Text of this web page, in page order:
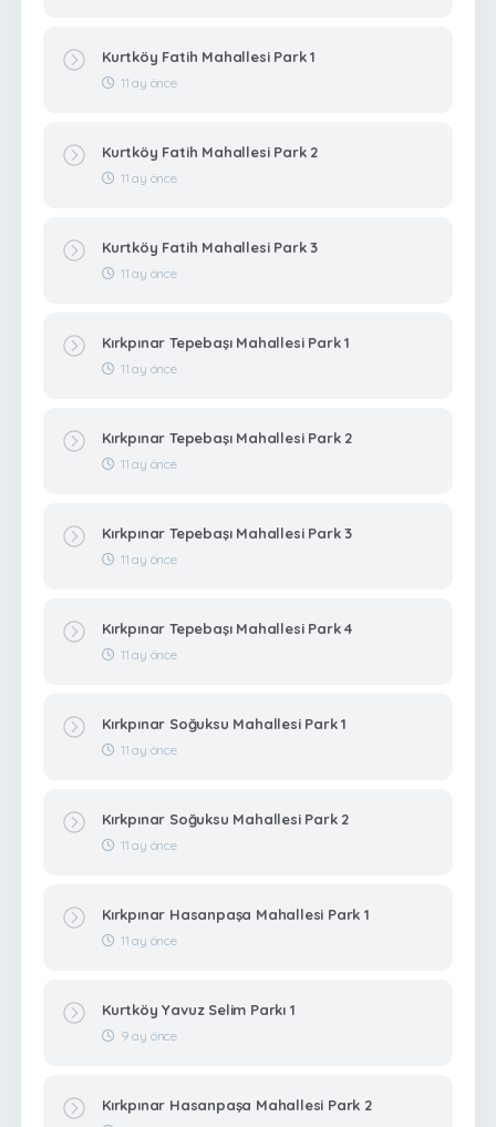
Kurtköy Fatih Mahallesi Park 1
11 ay önce
Kurtköy Fatih Mahallesi Park 2
11 ay önce
Kurtköy Fatih Mahallesi Park 3
11 ay önce
Kırkpınar Tepebaşı Mahallesi Park 1
11 ay önce
Kırkpınar Tepebaşı Mahallesi Park 2
11 ay önce
Kırkpınar Tepebaşı Mahallesi Park 3
11 ay önce
Kırkpınar Tepebaşı Mahallesi Park 4
11 ay önce
Kırkpınar Soğuksu Mahallesi Park 1
11 ay önce
Kırkpınar Soğuksu Mahallesi Park 2
11 ay önce
Kırkpınar Hasanpaşa Mahallesi Park 1
11 ay önce
Kurtköy Yavuz Selim Parkı 1
9 ay önce
Kırkpınar Hasanpaşa Mahallesi Park 2